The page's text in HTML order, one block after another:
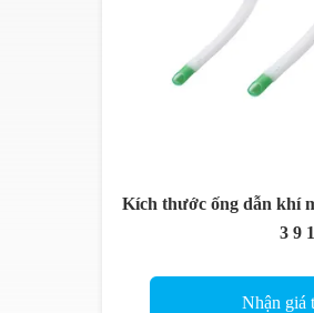
Kích thước ống dẫn khí
3 9
Nhận giá